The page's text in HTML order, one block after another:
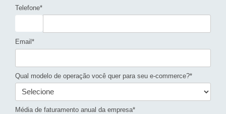
Telefone*
Email*
Qual modelo de operação você quer para seu e-commerce?*
Média de faturamento anual da empresa*